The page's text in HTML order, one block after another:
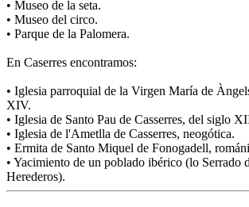
• Museo de la seta.
• Museo del circo.
• Parque de la Palomera.
En Caserres encontramos:
• Iglesia parroquial de la Virgen María de
XIV.
• Iglesia de Santo Pau de Casserres, del siglo
• Iglesia de l'Ametlla de Casserres, neogótica.
• Ermita de Santo Miquel de Fonogadell,
• Yacimiento de un poblado ibérico (lo Serrado
Herederos).